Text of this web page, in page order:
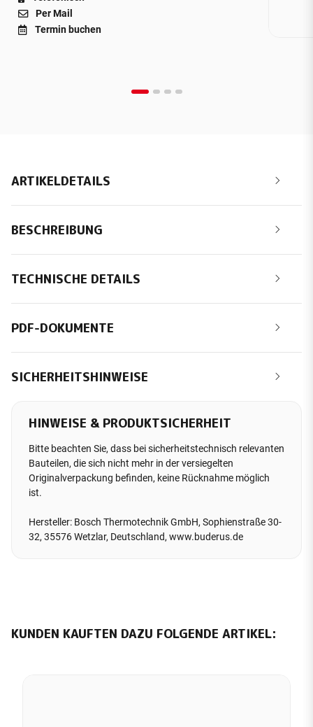
Per Mail
Termin buchen
ARTIKELDETAILS
BESCHREIBUNG
TECHNISCHE DETAILS
PDF-DOKUMENTE
SICHERHEITSHINWEISE
HINWEISE & PRODUKTSICHERHEIT
Bitte beachten Sie, dass bei sicherheitstechnisch relevanten
Bauteilen, die sich nicht mehr in der versiegelten
Originalverpackung befinden, keine Rücknahme möglich
ist.
Hersteller: Bosch Thermotechnik GmbH, Sophienstraße 30-
32, 35576 Wetzlar, Deutschland, www.buderus.de
KUNDEN KAUFTEN DAZU FOLGENDE ARTIKEL: